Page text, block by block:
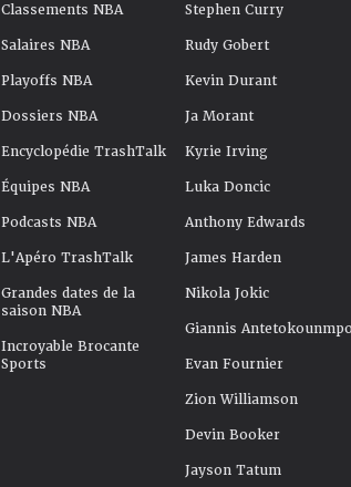
Classements NBA
Salaires NBA
Playoffs NBA
Dossiers NBA
Encyclopédie TrashTalk
Équipes NBA
Podcasts NBA
L'Apéro TrashTalk
Grandes dates de la
saison NBA
Incroyable Brocante
Sports
Stephen Curry
Rudy Gobert
Kevin Durant
Ja Morant
Kyrie Irving
Luka Doncic
Anthony Edwards
James Harden
Nikola Jokic
Giannis Antetokounmpo
Evan Fournier
Zion Williamson
Devin Booker
Jayson Tatum